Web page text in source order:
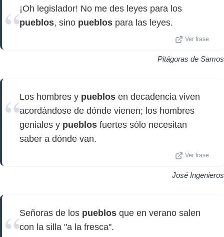
¡Oh legislador! No me des leyes para los
pueblos, sino pueblos para las leyes.
Ver frase
Pitágoras de Samos
Los hombres y pueblos en decadencia viven
acordándose de dónde vienen; los hombres
geniales y pueblos fuertes sólo necesitan
saber a dónde van.
Ver frase
José Ingenieros
Señoras de los pueblos que en verano salen
con la silla "a la fresca".